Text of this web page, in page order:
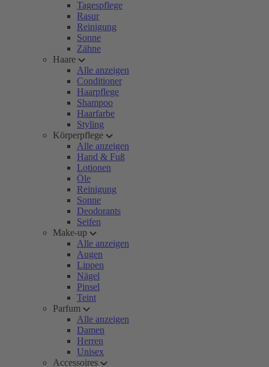
Tagespflege
Rasur
Reinigung
Sonne
Zähne
Haare
Alle anzeigen
Conditioner
Haarpflege
Shampoo
Haarfarbe
Styling
Körperpflege
Alle anzeigen
Hand & Fuß
Lotionen
Öle
Reinigung
Sonne
Deodorants
Seifen
Make-up
Alle anzeigen
Augen
Lippen
Nägel
Pinsel
Teint
Parfum
Alle anzeigen
Damen
Herren
Unisex
Accessoires